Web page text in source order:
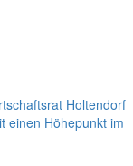
Holtendorf
einen Höhepunkt im